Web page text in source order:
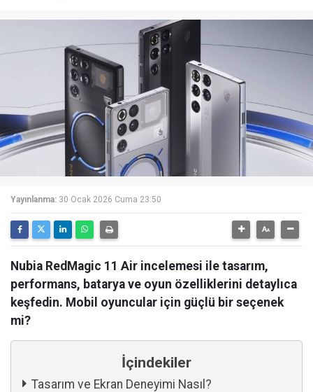
Yayınlanma: 30 Ocak 2026 Cuma 23:50
Nubia RedMagic 11 Air incelemesi ile tasarım,
performans, batarya ve oyun özelliklerini detaylıca
keşfedin. Mobil oyuncular için güçlü bir seçenek
mi?
İçindekiler
Tasarım ve Ekran Deneyimi Nasıl?